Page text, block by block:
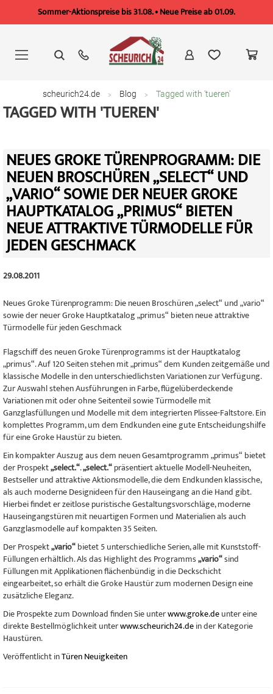
Sommer-Aktionspreise bis 31.08. • Neue Preise ab 01.09.
springen
scheurich24.de Blog Tagged with 'tueren'
TAGGED WITH 'TUEREN'
NEUES GROKE TÜRENPROGRAMM: DIE
NEUEN BROSCHÜREN „SELECT“ UND
„VARIO“ SOWIE DER NEUER GROKE
HAUPTKATALOG „PRIMUS“ BIETEN
NEUE ATTRAKTIVE TÜRMODELLE FÜR
JEDEN GESCHMACK
29.08.2011
Neues Groke Türenprogramm: Die neuen Broschüren „select“ und „vario“
sowie der neuer Groke Hauptkatalog „primus“ bieten neue attraktive
Türmodelle für jeden Geschmack
Flagschiff des neuen Groke Türenprogramms ist der Hauptkatalog
„primus“. Auf 120 Seiten stehen mit „primus“ dem Kunden zeitgemäße und
klassische Modelle in den unterschiedlichsten Variationen zur Verfügung.
Zur Auswahl stehen Ausführungen in Farbe, flügelüberdeckende
Variationen mit oder ohne Seitenteil sowie Türmodelle mit
Ganzglasfüllungen und Modelle mit dem integrierten Plissee-Faltstore. Ein
komplettes Programm, um dem Endkunden eine gute Entscheidungshilfe
für eine Groke Haustür zu bieten.
Ein kompakter Auszug aus dem neuen Gesamtprogramm „primus“ bietet
der Prospekt„select.“.„select.“präsentiert aktuelle Modell-Neuheiten,
Bestseller und attraktive Aktionsmodelle, die dem Endkunden klassische,
als auch moderne Designideen für den Hauseingang an die Hand gibt.
Hierbei findet er zeitlose puristische Gestaltungsvorschläge, moderne
Hauseingangstüren mit neuartigen Formen und Materialien als auch
Ganzglasmodelle auf kompakten 35 Seiten.
Der Prospekt„vario“bietet 5 unterschiedliche Serien, alle mit Kunststoff-
Füllungen erhältlich. Als das Highlight des Programms„vario“sind
Füllungen mit Applikationen flächenbündig in die Deckschicht
eingearbeitet, so erhält die Groke Haustür zum modernen Design eine
zusätzliche Eleganz.
Die Prospekte zum Download finden Sie unterwww.groke.deunter eine
direkte Bestellmöglichkeit unterwww.scheurich24.dein der Kategorie
Haustüren.
Veröffentlicht inTüren Neuigkeiten